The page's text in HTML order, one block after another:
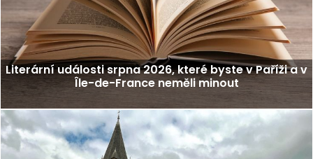
Literární události srpna 2026, které byste v Paříži a v
Île-de-France neměli minout